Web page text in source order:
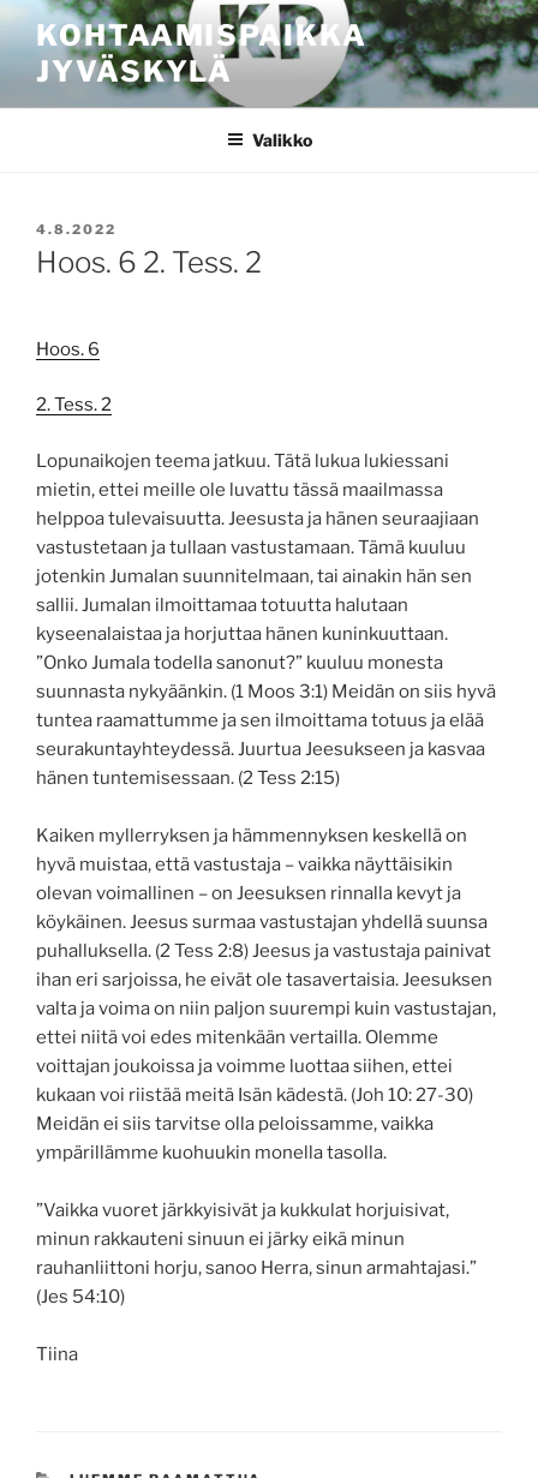
sisältöönKOHTAAMISPAIKKA
JYVÄSKYLÄ
Valikko
JULKAISTU
4.8.2022
Hoos. 6 2. Tess. 2
Hoos. 6
2. Tess. 2
Lopunaikojen teema jatkuu. Tätä lukua lukiessani
mietin, ettei meille ole luvattu tässä maailmassa
helppoa tulevaisuutta. Jeesusta ja hänen seuraajiaan
vastustetaan ja tullaan vastustamaan. Tämä kuuluu
jotenkin Jumalan suunnitelmaan, tai ainakin hän sen
sallii. Jumalan ilmoittamaa totuutta halutaan
kyseenalaistaa ja horjuttaa hänen kuninkuuttaan.
”Onko Jumala todella sanonut?” kuuluu monesta
suunnasta nykyäänkin. (1 Moos 3:1) Meidän on siis hyvä
tuntea raamattumme ja sen ilmoittama totuus ja elää
seurakuntayhteydessä. Juurtua Jeesukseen ja kasvaa
hänen tuntemisessaan. (2 Tess 2:15)
Kaiken myllerryksen ja hämmennyksen keskellä on
hyvä muistaa, että vastustaja – vaikka näyttäisikin
olevan voimallinen – on Jeesuksen rinnalla kevyt ja
köykäinen. Jeesus surmaa vastustajan yhdellä suunsa
puhalluksella. (2 Tess 2:8) Jeesus ja vastustaja painivat
ihan eri sarjoissa, he eivät ole tasavertaisia. Jeesuksen
valta ja voima on niin paljon suurempi kuin vastustajan,
ettei niitä voi edes mitenkään vertailla. Olemme
voittajan joukoissa ja voimme luottaa siihen, ettei
kukaan voi riistää meitä Isän kädestä. (Joh 10: 27-30)
Meidän ei siis tarvitse olla peloissamme, vaikka
ympärillämme kuohuukin monella tasolla.
”Vaikka vuoret järkkyisivät ja kukkulat horjuisivat,
minun rakkauteni sinuun ei järky eikä minun
rauhanliittoni horju, sanoo Herra, sinun armahtajasi.”
(Jes 54:10)
Tiina